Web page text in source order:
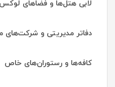
لابی هتل‌ها و فضاهای لوکس
دفاتر مدیریتی و شرکت‌های
کافه‌ها و رستوران‌های خاص